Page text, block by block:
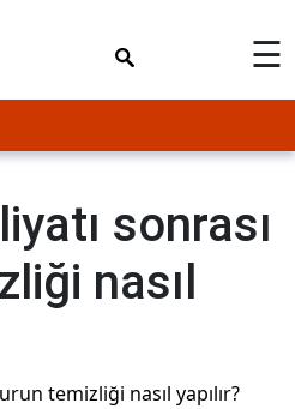
☰
sonrası
nasıl
temizliği nasıl yapılır?